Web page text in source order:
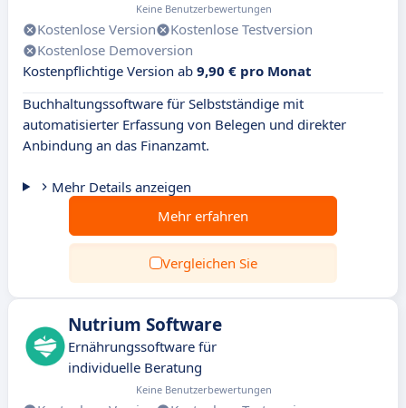
Keine Benutzerbewertungen
Kostenlose Version
Kostenlose Testversion
Kostenlose Demoversion
Kostenpflichtige Version ab 9,90 € pro Monat
Buchhaltungssoftware für Selbstständige mit
automatisierter Erfassung von Belegen und direkter
Anbindung an das Finanzamt.
Mehr Details anzeigen
Mehr erfahren
Vergleichen Sie
Nutrium Software
Ernährungssoftware für
individuelle Beratung
Keine Benutzerbewertungen